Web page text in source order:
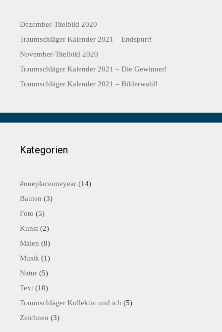
Dezember-Titelbild 2020
Traumschläger Kalender 2021 – Endspurt!
November-Titelbild 2020
Traumschläger Kalender 2021 – Die Gewinner!
Traumschläger Kalender 2021 – Bilderwahl!
Kategorien
#oneplaceoneyear (14)
Bauten (3)
Foto (5)
Kunst (2)
Malen (8)
Musik (1)
Natur (5)
Text (10)
Traumschläger Kollektiv und ich (5)
Zeichnen (3)